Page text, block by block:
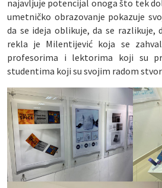
najavljuje potencijal onoga što tek
umetničko obrazovanje pokazuje
da se ideja oblikuje, da se razlikuje,
rekla je Milentijević koja se
profesorima i lektorima koji su
studentima koji su svojim radom